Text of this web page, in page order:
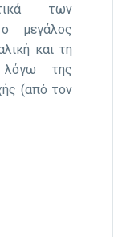
των
μεγάλος
και τη
λόγω της
(από τον